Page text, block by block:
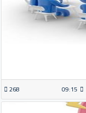
09:15
268